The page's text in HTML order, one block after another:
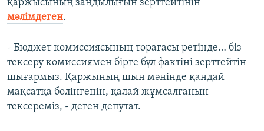
қаржысының заңдылығын зерттейтінін
мәлімдеген.
- Бюджет комиссиясының төрағасы ретінде… біз
тексеру комиссиямен бірге бұл фактіні зерттейтін
шығармыз. Қаржының шын мәнінде қандай
мақсатқа бөлінгенін, қалай жұмсалғанын
тексереміз, - деген депутат.